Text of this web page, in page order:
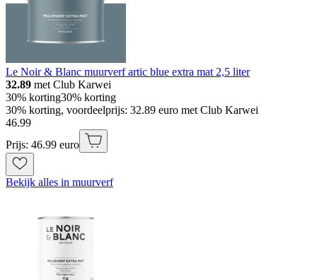
Le Noir & Blanc muurverf artic blue extra mat 2,5 liter
32.89 met Club Karwei
30% korting30% korting
30% korting, voordeelprijs: 32.89 euro met Club Karwei
46.99
Prijs: 46.99 euro
Bekijk alles in muurverf